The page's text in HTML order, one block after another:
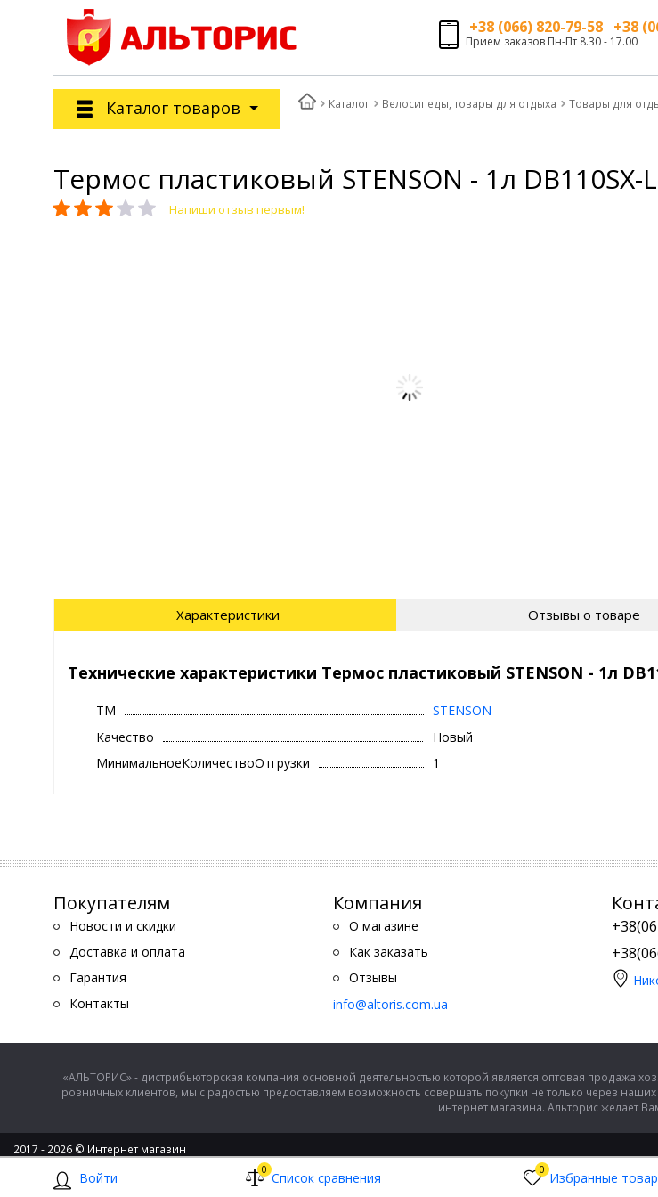
Войти 0 Список сравнения 0 Избранные
+38 (066) 820-79-58 +38
Прием заказов Пн-Пт 8.30 - 17.00
Каталог товаров Каталог Велосипеды, товары для отдыха Товары для
Термос пластиковый STENSON - 1л DB110SX-L
Напиши отзыв первым!
Характеристики Отзывы о товаре
Технические характеристики Термос пластиковый STENSON - 1л
ТМ
STENSON
Качество
Новый
МинимальноеКоличествоОтгрузки
1
Покупателям
Новости и скидки
Доставка и оплата
Гарантия
Контакты
Компания
О магазине
Как заказать
Отзывы
info@altoris.com.ua
«АЛЬТОРИС» - дистрибьюторская компания основной деятельностью которой является оптовая продажа
розничных клиентов, мы с радостью предоставляем возможность совершать покупки не только через
интернет магазина. Альторис желает
2017 - 2026 © Интернет магазин
ООО "Альторис" - хозяйственные товары и бытовая техника